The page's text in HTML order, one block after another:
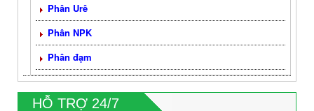
Phân Urê
Phân NPK
Phân đạm
HỖ TRỢ 24/7